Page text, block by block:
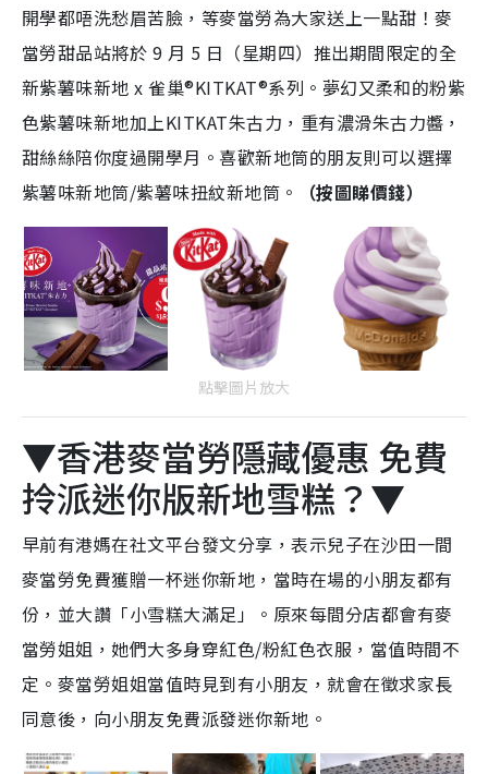
開學都唔洗愁眉苦臉，等麥當勞為大家送上一點甜！麥
當勞甜品站將於 9 月 5 日（星期四）推出期間限定的全
新紫薯味新地 x 雀巢®KITKAT®系列。夢幻又柔和的粉紫
色紫薯味新地加上KITKAT朱古力，重有濃滑朱古力醬，
甜絲絲陪你度過開學月。喜歡新地筒的朋友則可以選擇
紫薯味新地筒/紫薯味扭紋新地筒。
（按圖睇價錢）
點擊圖片放大
▼香港麥當勞隱藏優惠 免費
拎派迷你版新地雪糕？▼
早前有港媽在社文平台發文分享，表示兒子在沙田一間
麥當勞免費獲贈一杯迷你新地，當時在場的小朋友都有
份，並大讚「小雪糕大滿足」。原來每間分店都會有麥
當勞姐姐，她們大多身穿紅色/粉紅色衣服，當值時間不
定。麥當勞姐姐當值時見到有小朋友，就會在徵求家長
同意後，向小朋友免費派發迷你新地。